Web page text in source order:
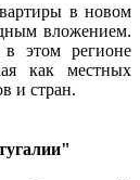
в новом
вложением.
этом регионе
как местных
и стран.